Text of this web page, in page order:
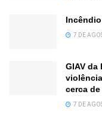
7 DE
GIAV da
cerca
7 DE